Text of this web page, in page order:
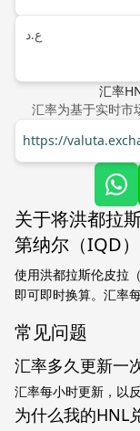
ع.د
汇率
汇率为基于实时市
https://
关于将洪都拉
第纳尔（IQD）
使用洪都拉斯伦皮拉
即可即时换算。汇率
常见问题
汇率多久更新一
汇率每小时更新，以
为什么我的HNL